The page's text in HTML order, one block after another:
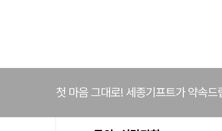
첫 마음 그대로! 세종기프트가 약속드